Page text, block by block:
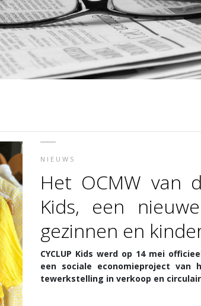
NIEUWS
Het OCMW van
Kids, een
gezinnen en
CYCLUP Kids werd op 14 mei
een sociale economieproject van
tewerkstelling in verkoop en